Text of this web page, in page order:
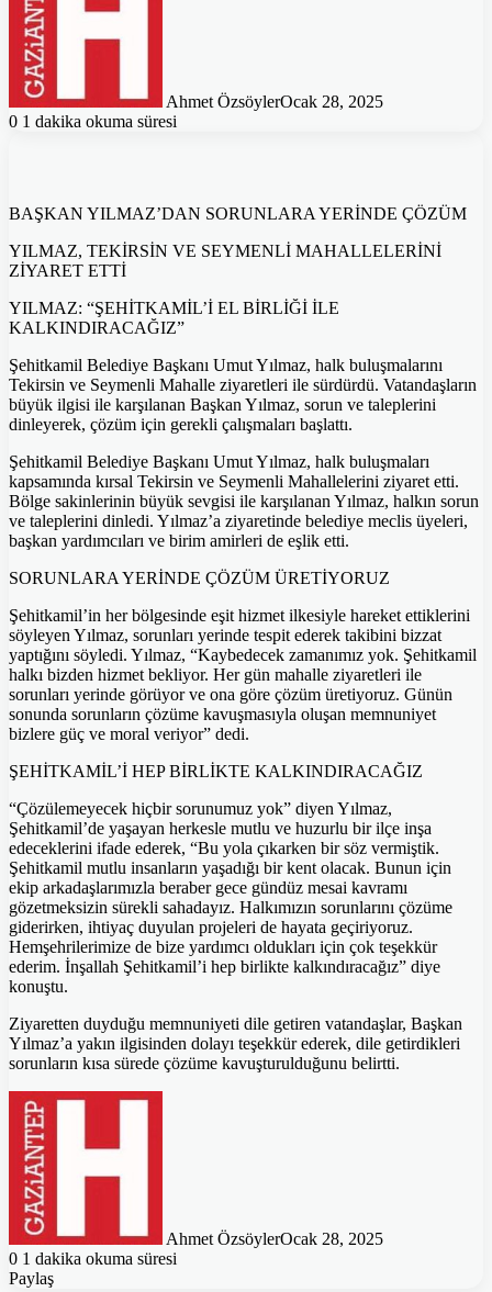
Ahmet ÖzsöylerOcak 28, 2025
0 1 dakika okuma süresi
BAŞKAN YILMAZ’DAN SORUNLARA YERİNDE ÇÖZÜM
YILMAZ, TEKİRSİN VE SEYMENLİ MAHALLELERİNİ
ZİYARET ETTİ
YILMAZ: “ŞEHİTKAMİL’İ EL BİRLİĞİ İLE
KALKINDIRACAĞIZ”
Şehitkamil Belediye Başkanı Umut Yılmaz, halk buluşmalarını
Tekirsin ve Seymenli Mahalle ziyaretleri ile sürdürdü. Vatandaşların
büyük ilgisi ile karşılanan Başkan Yılmaz, sorun ve taleplerini
dinleyerek, çözüm için gerekli çalışmaları başlattı.
Şehitkamil Belediye Başkanı Umut Yılmaz, halk buluşmaları
kapsamında kırsal Tekirsin ve Seymenli Mahallelerini ziyaret etti.
Bölge sakinlerinin büyük sevgisi ile karşılanan Yılmaz, halkın sorun
ve taleplerini dinledi. Yılmaz’a ziyaretinde belediye meclis üyeleri,
başkan yardımcıları ve birim amirleri de eşlik etti.
SORUNLARA YERİNDE ÇÖZÜM ÜRETİYORUZ
Şehitkamil’in her bölgesinde eşit hizmet ilkesiyle hareket ettiklerini
söyleyen Yılmaz, sorunları yerinde tespit ederek takibini bizzat
yaptığını söyledi. Yılmaz, “Kaybedecek zamanımız yok. Şehitkamil
halkı bizden hizmet bekliyor. Her gün mahalle ziyaretleri ile
sorunları yerinde görüyor ve ona göre çözüm üretiyoruz. Günün
sonunda sorunların çözüme kavuşmasıyla oluşan memnuniyet
bizlere güç ve moral veriyor” dedi.
ŞEHİTKAMİL’İ HEP BİRLİKTE KALKINDIRACAĞIZ
“Çözülemeyecek hiçbir sorunumuz yok” diyen Yılmaz,
Şehitkamil’de yaşayan herkesle mutlu ve huzurlu bir ilçe inşa
edeceklerini ifade ederek, “Bu yola çıkarken bir söz vermiştik.
Şehitkamil mutlu insanların yaşadığı bir kent olacak. Bunun için
ekip arkadaşlarımızla beraber gece gündüz mesai kavramı
gözetmeksizin sürekli sahadayız. Halkımızın sorunlarını çözüme
giderirken, ihtiyaç duyulan projeleri de hayata geçiriyoruz.
Hemşehrilerimize de bize yardımcı oldukları için çok teşekkür
ederim. İnşallah Şehitkamil’i hep birlikte kalkındıracağız” diye
konuştu.
Ziyaretten duyduğu memnuniyeti dile getiren vatandaşlar, Başkan
Yılmaz’a yakın ilgisinden dolayı teşekkür ederek, dile getirdikleri
sorunların kısa sürede çözüme kavuşturulduğunu belirtti.
Ahmet ÖzsöylerOcak 28, 2025
0 1 dakika okuma süresi
Paylaş